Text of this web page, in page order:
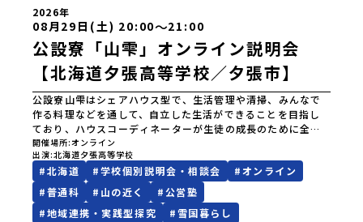
県立岩泉高等学校岩手県立種市高等学校宮城県中新田高等学
校秋田県立男鹿海洋高等学校秋田県立矢島高等学校秋田県立
角館高等学校秋田県立鹿角高等学校山形県立谷地高等学校山
形県立長井工業高等学校山形県立新庄神室産業高等学校金山
校山形県立高畠高等学校山形県立小国高等学校福島県立川俣
高等学校福島県立只見高等学校福島県立猪苗代高等学校福島
県立川口高等学校 関東 茨城県立大子清流高等学校 中
部 新潟県立村上高等学校新潟県立佐渡高等学校新潟県立佐
渡総合高等学校新潟県立羽茂高等学校新潟県立加茂農林高等
学校新潟県立国際情報高等学校石川県立能登高等学校福井県
立若狭高等学校長野県木曽青峰高等学校長野県白馬高等学校
富山県立氷見高等学校静岡県立伊豆総合高等学校土肥分校静
岡県立浜松湖北高等学校佐久間分校 近畿 五條市立西吉野
農業高等学校和歌山県立串本古座高等学校 中国・四国 島
根県立横田高等学校島根県立島根中央高等学校島根県立矢上
2026年
08月29日(土) 20:00〜21:00
公設寮「山雫」オンライン説明会
【北海道夕張高等学校／夕張市】
公設寮山雫はシェアハウス型で、生活管理や清掃、みんなで
作る料理などを通して、自立した生活ができることを目指し
ており、ハウスコーディネーターが生徒の成長のために全力
でサポートを行っています。当日は山雫の概要や取組につい
てご紹介させていただき、参加者の皆さんのご質問にもお答
えします！沢山のご参加お待ちしております！
開催場所 オンライン
出演 北海道夕張高等学校
#北海道 #学校個別説明会・相談会 #オンライン
#普通科 # 山の近く #公営塾
#地域連携・実践型探究 #雪国暮らし